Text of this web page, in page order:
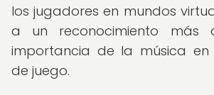
los jugadores en mundos
a un reconocimiento más
importancia de la música en
de juego.